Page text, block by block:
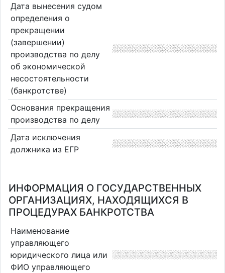
Дата вынесения судом
определения о
прекращении
(завершении)
производства по делу
об экономической
несостоятельности
(банкротстве)
Основания прекращения
производства по делу
Дата исключения
должника из ЕГР
ИНФОРМАЦИЯ О ГОСУДАРСТВЕННЫХ
ОРГАНИЗАЦИЯХ, НАХОДЯЩИХСЯ В
ПРОЦЕДУРАХ БАНКРОТСТВА
Наименование
управляющего
юридического лица или
ФИО управляющего